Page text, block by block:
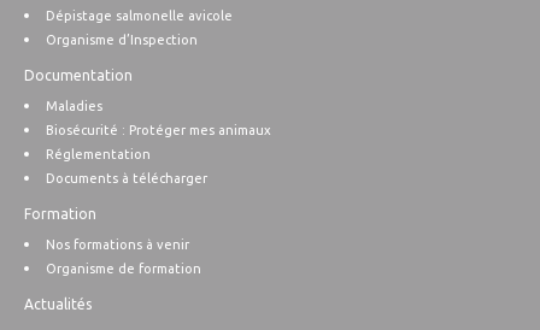
Dépistage salmonelle avicole
Organisme d’Inspection
Documentation
Maladies
Biosécurité : Protéger mes animaux
Réglementation
Documents à télécharger
Formation
Nos formations à venir
Organisme de formation
Actualités